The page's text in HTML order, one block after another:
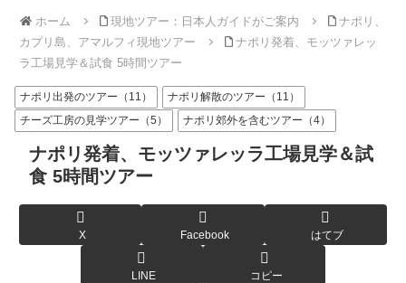
ホーム 現地ツアー：日本人ガイドがご案内
ナポリ、
カプリ島、アマルフィ現地ツアー
ナポリ発着、モッツァレッ
ラ工場見学＆試食 5時間ツアー
ナポリ出発のツアー（11）
ナポリ解散のツアー（11）
チーズ工房の見学ツアー（5）
ナポリ郊外を含むツアー（4）
ナポリ発着、モッツァレッラ工場見学＆試
食 5時間ツアー
X Facebook はてブ
LINE コピー